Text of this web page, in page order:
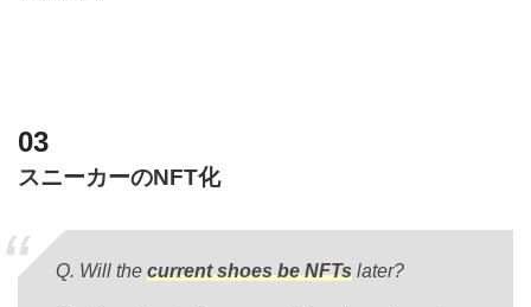
スニーカーのNFT化
Q. Will the current shoes be NFTs later?